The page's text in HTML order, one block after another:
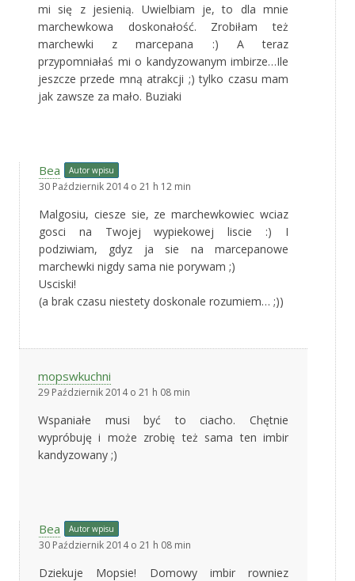
mi się z jesienią. Uwielbiam je, to dla mnie
marchewkowa doskonałość. Zrobiłam też
marchewki z marcepana :) A teraz
przypomniałaś mi o kandyzowanym imbirze…Ile
jeszcze przede mną atrakcji ;) tylko czasu mam
jak zawsze za mało. Buziaki
Bea Autor wpisu
30 Październik 2014 o 21 h 12 min
Malgosiu, ciesze sie, ze marchewkowiec wciaz
gosci na Twojej wypiekowej liscie :) I
podziwiam, gdyz ja sie na marcepanowe
marchewki nigdy sama nie porywam ;)
Usciski!
(a brak czasu niestety doskonale rozumiem… ;))
mopswkuchni
29 Październik 2014 o 21 h 08 min
Wspaniałe musi być to ciacho. Chętnie
wypróbuję i może zrobię też sama ten imbir
kandyzowany ;)
Bea Autor wpisu
30 Październik 2014 o 21 h 08 min
Dziekuje Mopsie! Domowy imbir rowniez